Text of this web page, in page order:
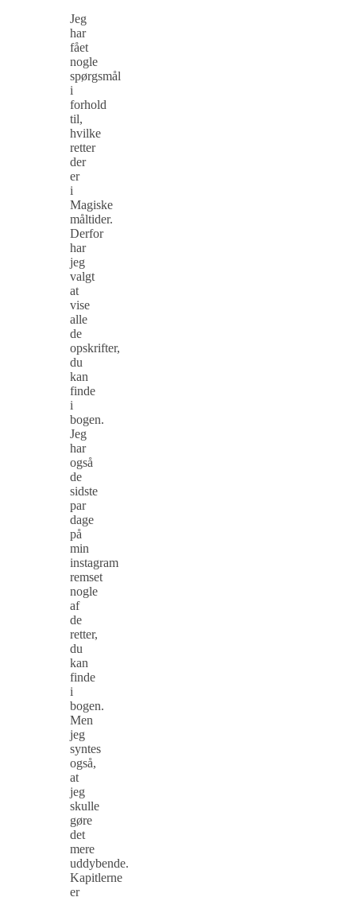
Jeg
har
fået
nogle
spørgsmål
i
forhold
til,
hvilke
retter
der
er
i
Magiske
måltider.
Derfor
har
jeg
valgt
at
vise
alle
de
opskrifter,
du
kan
finde
i
bogen.
Jeg
har
også
de
sidste
par
dage
på
min
instagram
remset
nogle
af
de
retter,
du
kan
finde
i
bogen.
Men
jeg
syntes
også,
at
jeg
skulle
gøre
det
mere
uddybende.
Kapitlerne
er